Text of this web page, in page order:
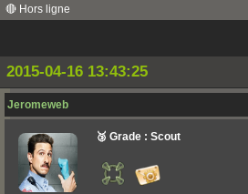
🔴 Hors ligne
2015-04-16 13:43:25
Jeromeweb
🥉 Grade : Scout